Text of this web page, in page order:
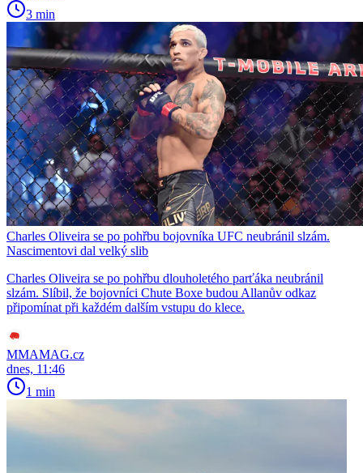
3 min
Charles Oliveira se po pohřbu bojovníka UFC neubránil slzám.
Nascimentovi dal velký slib
Charles Oliveira se po pohřbu dlouholetého parťáka neubránil
slzám. Slíbil, že bojovníci Chute Boxe budou Allanův odkaz
připomínat při každém dalším vstupu do klece.
MMAMAG.cz
dnes, 11:46
1 min